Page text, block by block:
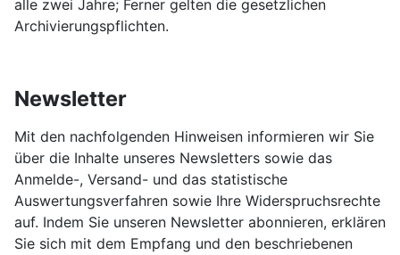
alle zwei Jahre; Ferner gelten die gesetzlichen
Archivierungspflichten.
Newsletter
Mit den nachfolgenden Hinweisen informieren wir Sie
über die Inhalte unseres Newsletters sowie das
Anmelde-, Versand- und das statistische
Auswertungsverfahren sowie Ihre Widerspruchsrechte
auf. Indem Sie unseren Newsletter abonnieren, erklären
Sie sich mit dem Empfang und den beschriebenen